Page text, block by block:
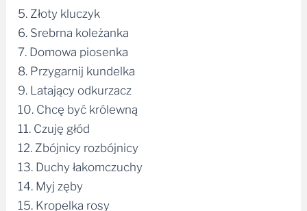
5. Złoty kluczyk
6. Srebrna koleżanka
7. Domowa piosenka
8. Przygarnij kundelka
9. Latający odkurzacz
10. Chcę być królewną
11. Czuję głód
12. Zbójnicy rozbójnicy
13. Duchy łakomczuchy
14. Myj zęby
15. Kropelka rosy